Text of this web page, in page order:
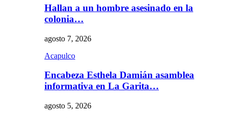
Hallan a un hombre asesinado en la
colonia…
agosto 7, 2026
Acapulco
Encabeza Esthela Damián asamblea
informativa en La Garita…
agosto 5, 2026